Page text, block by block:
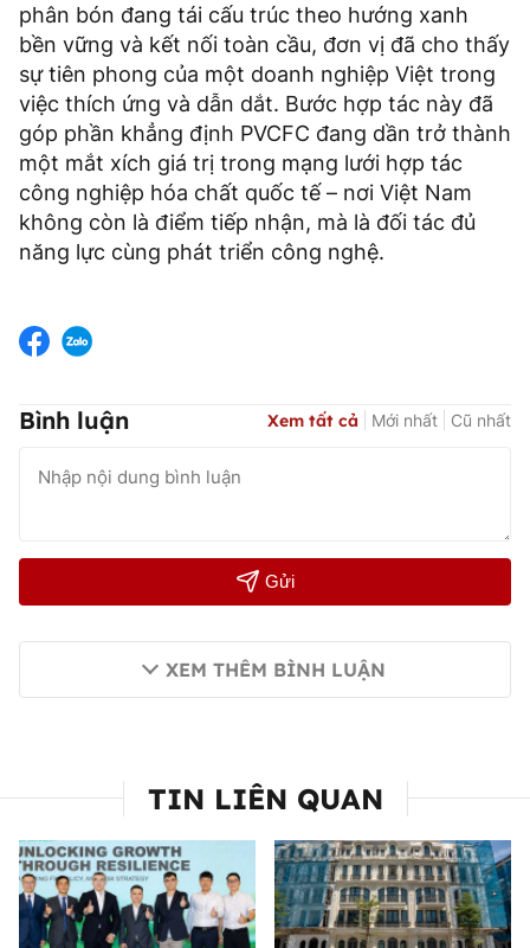
phân bón đang tái cấu trúc theo hướng xanh
bền vững và kết nối toàn cầu, đơn vị đã cho thấy
sự tiên phong của một doanh nghiệp Việt trong
việc thích ứng và dẫn dắt. Bước hợp tác này đã
góp phần khẳng định PVCFC đang dần trở thành
một mắt xích giá trị trong mạng lưới hợp tác
công nghiệp hóa chất quốc tế – nơi Việt Nam
không còn là điểm tiếp nhận, mà là đối tác đủ
năng lực cùng phát triển công nghệ.
Bình luận Xem tất cả Mới nhất Cũ nhất
Gửi
XEM THÊM BÌNH LUẬN
TIN LIÊN QUAN